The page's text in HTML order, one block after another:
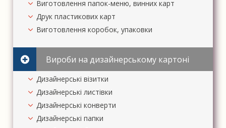
Виготовлення папок-меню, винних карт
Друк пластикових карт
Виготовлення коробок, упаковки
Вироби на дизайнерському картоні
Дизайнерські візитки
Дизайнерські листівки
Дизайнерські конверти
Дизайнерські папки